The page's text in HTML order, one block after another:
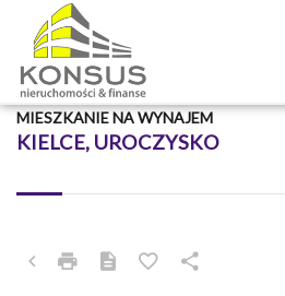
KIELCE, UROCZYSKO
MIESZKANIE NA WYNAJEM